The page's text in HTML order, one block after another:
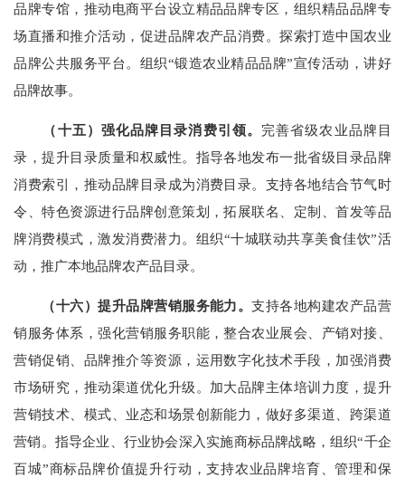
品牌专馆，推动电商平台设立精品品牌专区，组织精品品牌专
场直播和推介活动，促进品牌农产品消费。探索打造中国农业
品牌公共服务平台。组织“锻造农业精品品牌”宣传活动，讲好
品牌故事。
（十五）强化品牌目录消费引领。 完善省级农业品牌目
录，提升目录质量和权威性。指导各地发布一批省级目录品牌
消费索引，推动品牌目录成为消费目录。支持各地结合节气时
令、特色资源进行品牌创意策划，拓展联名、定制、首发等品
牌消费模式，激发消费潜力。组织“十城联动共享美食佳饮”活
动，推广本地品牌农产品目录。
（十六）提升品牌营销服务能力。支持各地构建农产品营
销服务体系，强化营销服务职能，整合农业展会、产销对接、
营销促销、品牌推介等资源，运用数字化技术手段，加强消费
市场研究，推动渠道优化升级。加大品牌主体培训力度，提升
营销技术、模式、业态和场景创新能力，做好多渠道、跨渠道
营销。指导企业、行业协会深入实施商标品牌战略，组织“千企
百城”商标品牌价值提升行动，支持农业品牌培育、管理和保